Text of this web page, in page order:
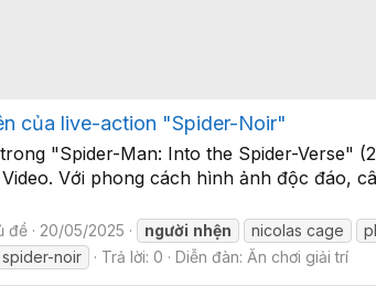
của live-action "Spider-Noir"
"Spider-Man: Into the Spider-
Với phong cách hình ảnh độc đáo,
đề 20/05/2025 người nhện nicolas cage
spider-noir Trả lời: 0 Diễn đàn: Ăn chơi giải trí